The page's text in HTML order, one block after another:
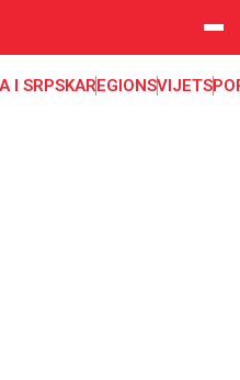
I SRPSKAREGIONSVIJET